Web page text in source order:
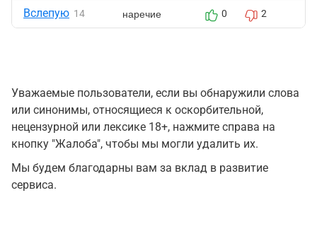
Вслепую 14 наречие 0 2
Уважаемые пользователи, если вы обнаружили слова
или синонимы, относящиеся к оскорбительной,
нецензурной или лексике 18+, нажмите справа на
кнопку "Жалоба", чтобы мы могли удалить их.
Мы будем благодарны вам за вклад в развитие
сервиса.